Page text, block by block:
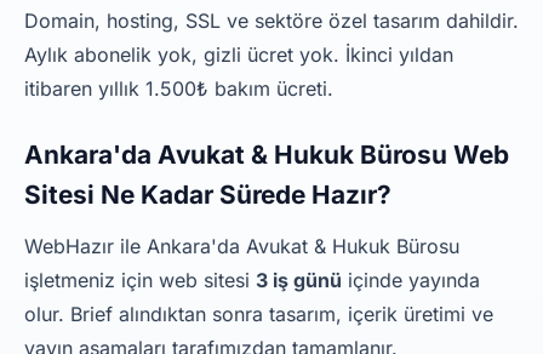
Domain, hosting, SSL ve sektöre özel tasarım dahildir.
Aylık abonelik yok, gizli ücret yok. İkinci yıldan
itibaren yıllık 1.500₺ bakım ücreti.
Ankara'da Avukat & Hukuk Bürosu Web
Sitesi Ne Kadar Sürede Hazır?
WebHazır ile Ankara'da Avukat & Hukuk Bürosu
işletmeniz için web sitesi 3 iş günü içinde yayında
olur. Brief alındıktan sonra tasarım, içerik üretimi ve
yayın aşamaları tarafımızdan tamamlanır.